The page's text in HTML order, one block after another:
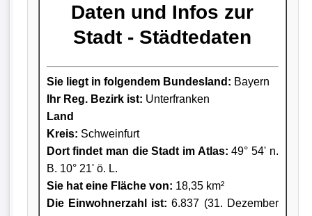
Daten und Infos zur
Stadt - Städtedaten
Sie liegt in folgendem Bundesland: Bayern
Ihr Reg. Bezirk ist: Unterfranken
Land
Kreis: Schweinfurt
Dort findet man die Stadt im Atlas: 49° 54' n.
B. 10° 21' ö. L.
Sie hat eine Fläche von: 18,35 km²
Die Einwohnerzahl ist: 6.837 (31. Dezember